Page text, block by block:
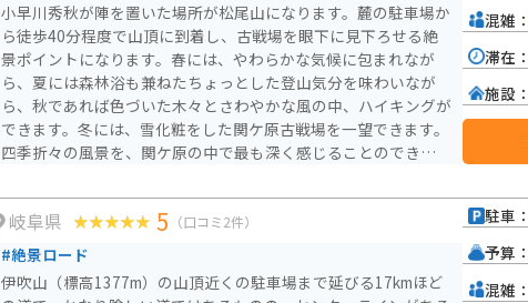
小早川秀秋が陣を置いた場所が松尾山になります。麓の駐車場か
ら徒歩40分程度で山頂に到着し、古戦場を眼下に見下ろせる絶
景ポイントになります。春には、やわらかな気候に包まれなが
ら、夏には森林浴も兼ねたちょっとした登山気分を味わいなが
ら、秋であれば色づいた木々とさわやかな風の中、ハイキングが
できます。冬には、雪化粧をした関ケ原古戦場を一望できます。
四季折々の風景を、関ケ原の中で最も深く感じることのできる場
混雑：
滞在：
施設：
岐阜県 5 （口コミ2件）
#絶景ロード
伊吹山（標高1377m）の山頂近くの駐車場まで延びる17kmほど
駐車：
予算：
混雑：